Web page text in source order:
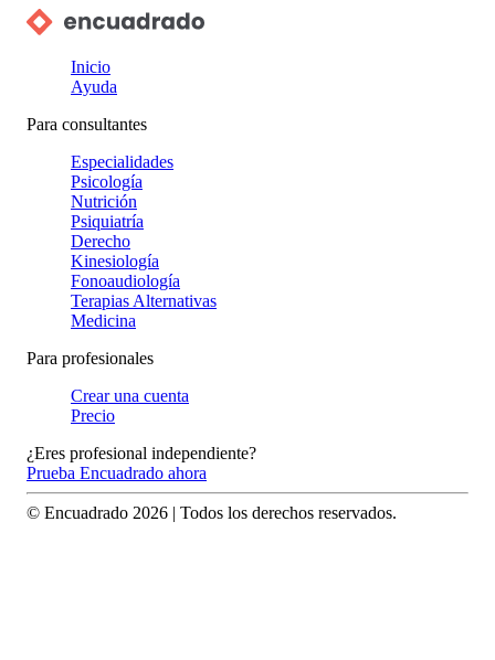
Inicio
Ayuda
Para consultantes
Especialidades
Psicología
Nutrición
Psiquiatría
Derecho
Kinesiología
Fonoaudiología
Terapias Alternativas
Medicina
Para profesionales
Crear una cuenta
Precio
¿Eres profesional independiente?
Prueba Encuadrado ahora
© Encuadrado 2026 | Todos los derechos reservados.